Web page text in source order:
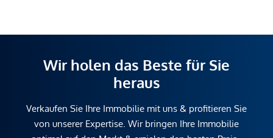
Wir holen das Beste für Sie
heraus
Verkaufen Sie Ihre Immobilie mit uns & profitieren Sie
von unserer Expertise. Wir bringen Ihre Immobilie